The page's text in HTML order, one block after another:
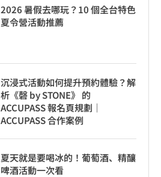
2026 暑假去哪玩？10 個全台特色
夏令營活動推薦
沉浸式活動如何提升預約體驗？解
析《磬 by STONE》 的
ACCUPASS 報名頁規劃｜
ACCUPASS 合作案例
夏天就是要喝冰的！葡萄酒、精釀
啤酒活動一次看